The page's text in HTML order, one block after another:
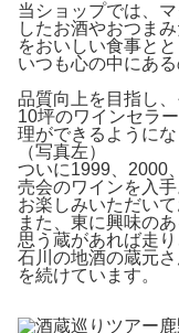
当ショップでは、
したお酒やおつま
をおいしい食事と
いつも心の中にある
品質向上を目指し
10坪のワインセラ
理ができるようにな
（写真左）
ついに1999、2000
売会のワインを入
お楽しみいただいて
また、東に興味の
思う蔵があれば走
石川の地酒の蔵元
を続けています。